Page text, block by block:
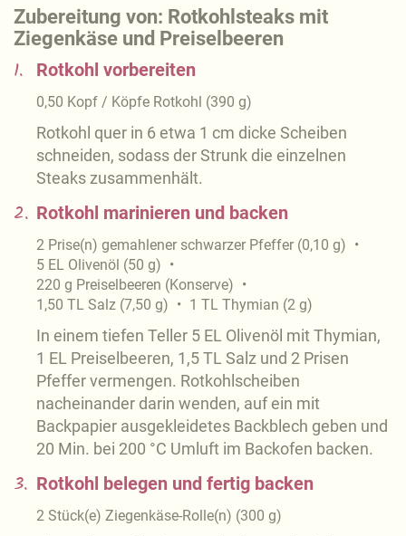
Zubereitung von: Rotkohlsteaks mit
Ziegenkäse und Preiselbeeren
1. Rotkohl vorbereiten
0,50 Kopf / Köpfe Rotkohl (390 g)
Rotkohl quer in 6 etwa 1 cm dicke Scheiben
schneiden, sodass der Strunk die einzelnen
Steaks zusammenhält.
2. Rotkohl marinieren und backen
2 Prise(n) gemahlener schwarzer Pfeffer (0,10 g)
5 EL Olivenöl (50 g)
220 g Preiselbeeren (Konserve)
1,50 TL Salz (7,50 g) 1 TL Thymian (2 g)
In einem tiefen Teller 5 EL Olivenöl mit Thymian,
1 EL Preiselbeeren, 1,5 TL Salz und 2 Prisen
Pfeffer vermengen. Rotkohlscheiben
nacheinander darin wenden, auf ein mit
Backpapier ausgekleidetes Backblech geben und
20 Min. bei 200 °C Umluft im Backofen backen.
3. Rotkohl belegen und fertig backen
2 Stück(e) Ziegenkäse-Rolle(n) (300 g)